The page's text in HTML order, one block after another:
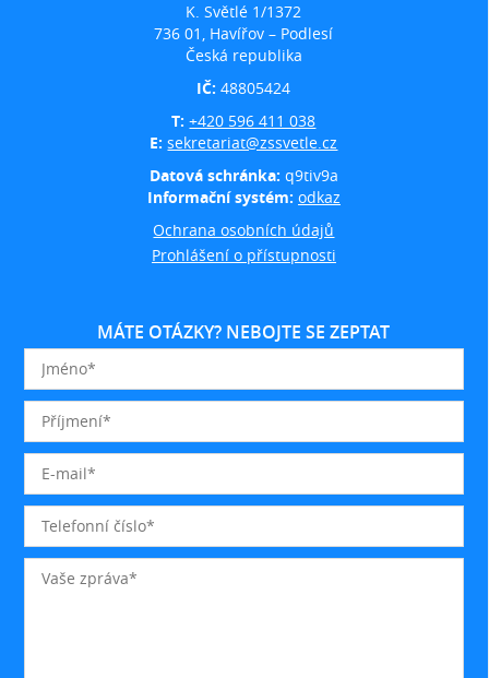
K. Světlé 1/1372
736 01, Havířov – Podlesí
Česká republika
IČ:48805424
T:+420 596 411 038
E:sekretariat@zssvetle.cz
Datová schránka: q9tiv9a
Informační systém: odkaz
Ochrana osobních údajů
Prohlášení o přístupnosti
MÁTE OTÁZKY? NEBOJTE SE ZEPTAT